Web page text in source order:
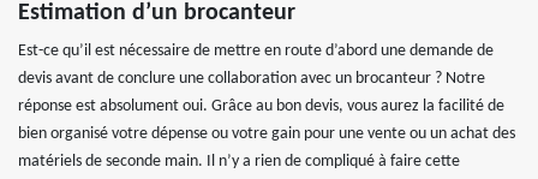
Estimation d’un brocanteur
Est-ce qu’il est nécessaire de mettre en route d’abord une demande de
devis avant de conclure une collaboration avec un brocanteur ? Notre
réponse est absolument oui. Grâce au bon devis, vous aurez la facilité de
bien organisé votre dépense ou votre gain pour une vente ou un achat des
matériels de seconde main. Il n’y a rien de compliqué à faire cette